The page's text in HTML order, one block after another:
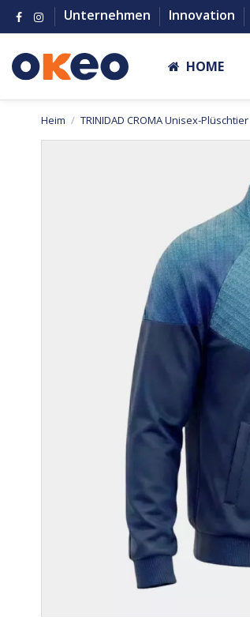
Unternehmen Innovation
HOME
Heim TRINIDAD CROMA Unisex-Plüschtier